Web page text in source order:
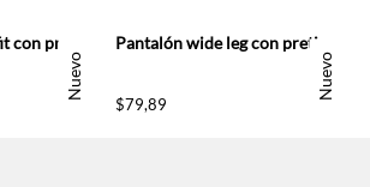
Nuevo Nuevo
$79,89